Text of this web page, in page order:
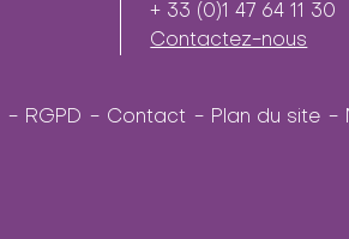
+ 33 (0)1 47 64 11 30
Contactez-nous
RGPD Contact Plan du site